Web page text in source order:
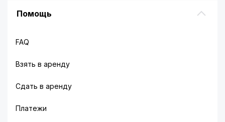
Помощь
FAQ
Взять в аренду
Сдать в аренду
Платежи